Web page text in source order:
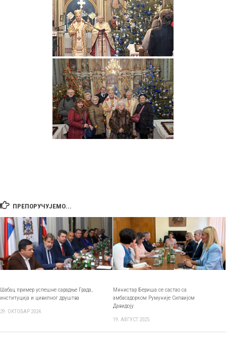
ПРЕПОРУЧУЈЕМО...
Шабац пример успешне сарадње Града,
институција и цивилног друштва
29. ОКТОБАР 2024.
Министар Бериша се састао са
амбасадорком Румуније Силвијом
Давидоју
19. АВГУСТ 2025.